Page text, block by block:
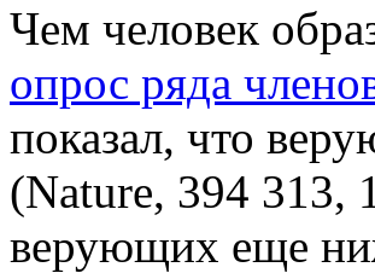
Чем человек
опрос ряда
показал, что
(Nature, 394 313,
верующих еще